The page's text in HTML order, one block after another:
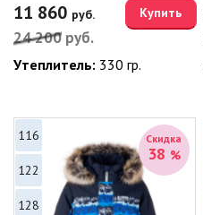
11 860 руб.
24 200 руб.
Купить
Утеплитель: 330 гр.
Скидка
38 %
116
122
128